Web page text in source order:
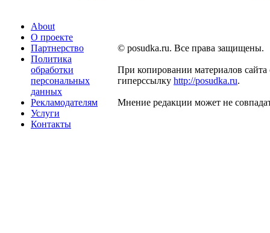
About
О проекте
Партнерство
Политика
обработки
персональных
данных
Рекламодателям
Услуги
Контакты
© posudka.ru. Все права защищены.
При копировании материалов сайта
гиперссылку http://posudka.ru.
Мнение редакции может не